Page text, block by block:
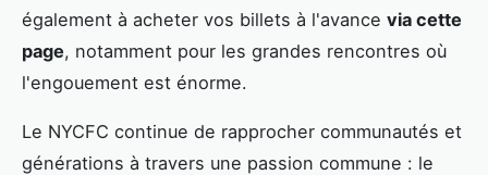
également à acheter vos billets à l'avance via cette
page, notamment pour les grandes rencontres où
l'engouement est énorme.
Le NYCFC continue de rapprocher communautés et
générations à travers une passion commune : le